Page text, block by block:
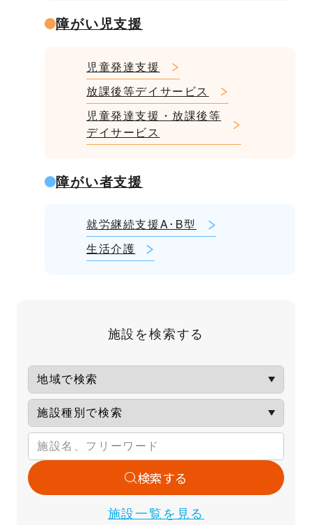
障がい児支援
児童発達支援
放課後等デイサービス
児童発達支援・放課後等
デイサービス
障がい者支援
就労継続支援A･B型
生活介護
施設を検索する
施設一覧を見る
検索する